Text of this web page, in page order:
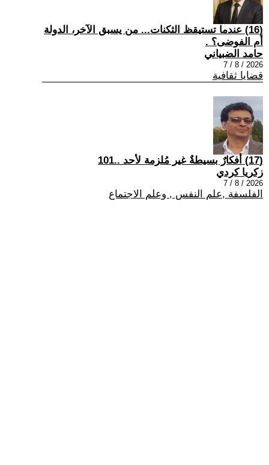
(16) عندما تستيقظ الثكنات... من يسبق الآخر، الدولة
أم الفوضى؟ .
حامد الضبياني
2026 / 8 / 7
قضايا ثقافية
(17) أفكارٌ بسيطةٌ غير مُلزمة لأحد ..101
زكريا كردي
2026 / 8 / 7
الفلسفة ,علم النفس , وعلم الاجتماع